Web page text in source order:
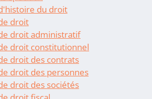
du droit
droit
droit administratif
droit constitutionnel
droit des contrats
droit des personnes
droit des sociétés